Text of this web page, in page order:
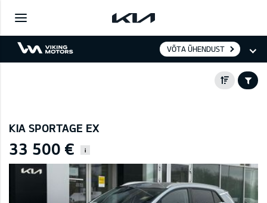
VÕTA ÜHENDUST
KIA SPORTAGE EX
33 500 € i